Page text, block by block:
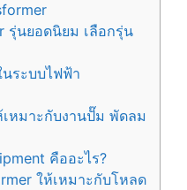
รุ่นยอดนิยม เลือกรุ่น
ระบบไฟฟ้า
หมาะกับงานปั๊ม พัดลม
คืออะไร?
ให้เหมาะกับโหลด